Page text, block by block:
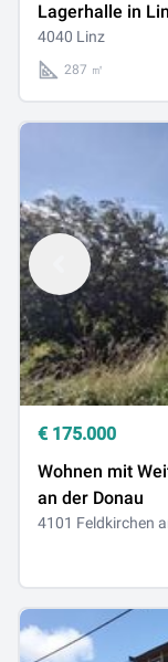
Lagerhalle in
4040 Linz
287 ㎡
€ 175.000
Wohnen mit
an der Donau
4101 Feldkirchen